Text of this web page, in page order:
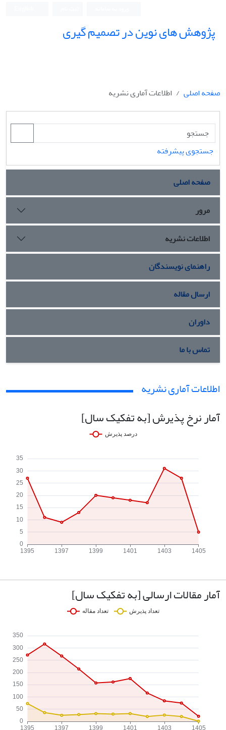
پژوهش های نوین در تصمیم گیری
صفحه اصلی اطلاعات آماری نشریه
جستجوی پیشرفته
صفحه اصلی
مرور
اطلاعات نشریه
راهنمای نویسندگان
ارسال مقاله
داوران
تماس با ما
اطلاعات آماری نشریه
آمار نرخ پذیرش [به تفکیک سال]
آمار مقالات ارسالی [به تفکیک سال]